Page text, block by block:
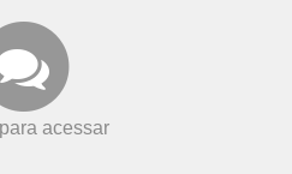
acessar